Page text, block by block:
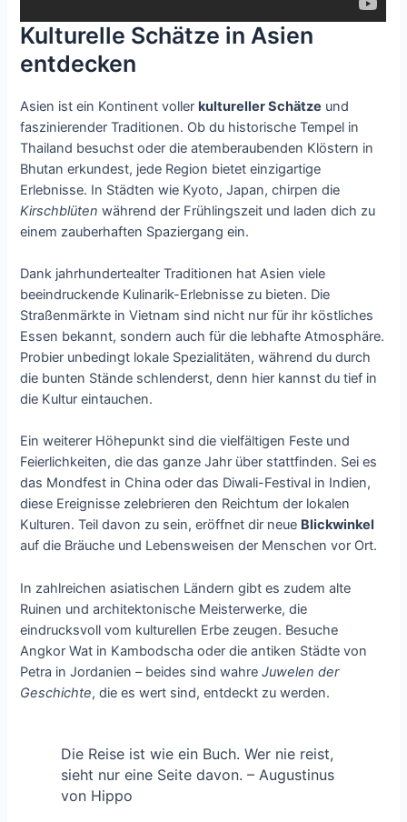
Kulturelle Schätze in Asien
entdecken
Asien ist ein Kontinent vollerkultureller Schätze und
faszinierender Traditionen. Ob du historische Tempel in
Thailand besuchst oder die atemberaubenden Klöstern in
Bhutan erkundest, jede Region bietet einzigartige
Erlebnisse. In Städten wie Kyoto, Japan, chirpen die
Kirschblüten während der Frühlingszeit und laden dich zu
einem zauberhaften Spaziergang ein.
Dank jahrhundertealter Traditionen hat Asien viele
beeindruckende Kulinarik-Erlebnisse zu bieten. Die
Straßenmärkte in Vietnam sind nicht nur für ihr köstliches
Essen bekannt, sondern auch für die lebhafte Atmosphäre.
Probier unbedingt lokale Spezialitäten, während du durch
die bunten Stände schlenderst, denn hier kannst du tief in
die Kultur eintauchen.
Ein weiterer Höhepunkt sind die vielfältigen Feste und
Feierlichkeiten, die das ganze Jahr über stattfinden. Sei es
das Mondfest in China oder das Diwali-Festival in Indien,
diese Ereignisse zelebrieren den Reichtum der lokalen
Kulturen. Teil davon zu sein, eröffnet dir neue Blickwinkel
auf die Bräuche und Lebensweisen der Menschen vor Ort.
In zahlreichen asiatischen Ländern gibt es zudem alte
Ruinen und architektonische Meisterwerke, die
eindrucksvoll vom kulturellen Erbe zeugen. Besuche
Angkor Wat in Kambodscha oder die antiken Städte von
Petra in Jordanien – beides sind wahreJuwelen der
Geschichte, die es wert sind, entdeckt zu werden.
Die Reise ist wie ein Buch. Wer nie reist,
sieht nur eine Seite davon. – Augustinus
von Hippo